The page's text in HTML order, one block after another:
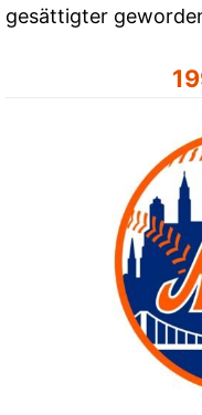
gesättigter